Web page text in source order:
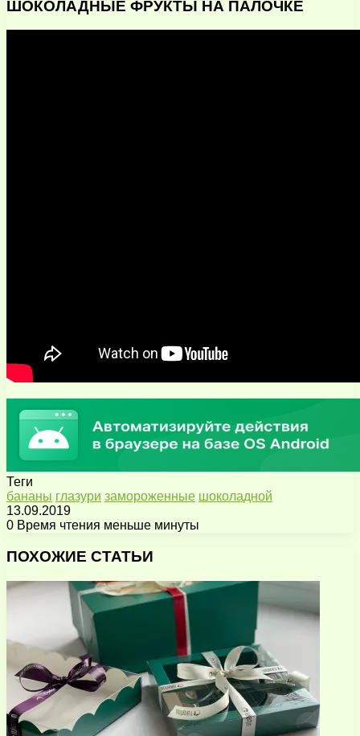
ШОКОЛАДНЫЕ ФРУКТЫ НА ПАЛОЧКЕ
Теги
бананы глазури замороженные шоколадной
13.09.2019
0 Время чтения меньше минуты
через
почту
ПОХОЖИЕ СТАТЬИ